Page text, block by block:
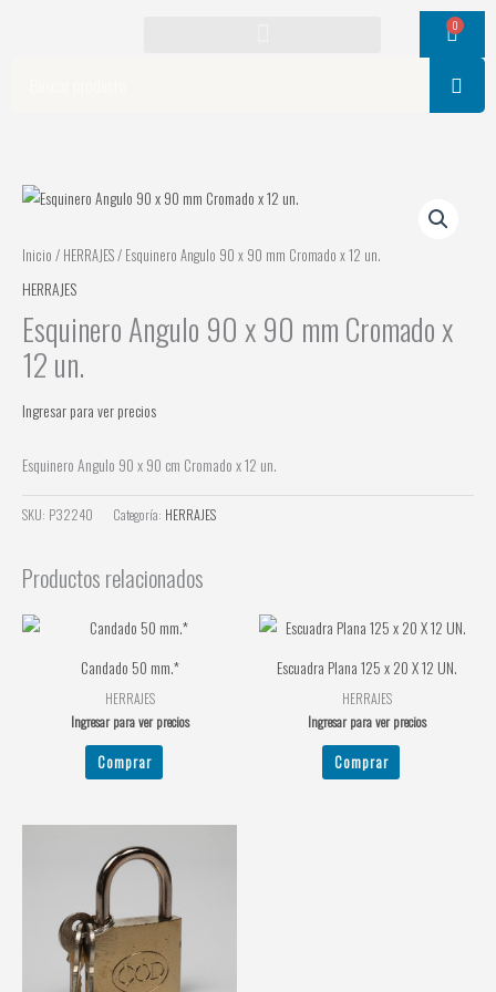
0
Cart
Inicio / HERRAJES/ Esquinero Angulo 90 x 90 mm Cromado x 12 un.
HERRAJES
Esquinero Angulo 90 x 90 mm Cromado x
12 un.
Ingresar para ver precios
Esquinero Angulo 90 x 90 cm Cromado x 12 un.
SKU: P32240 Categoría: HERRAJES
Productos relacionados
Candado 50 mm.*
HERRAJES
Ingresar para ver precios
Comprar
Escuadra Plana 125 x 20 X 12 UN.
HERRAJES
Ingresar para ver precios
Comprar